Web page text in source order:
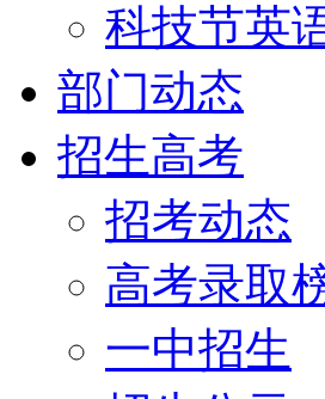
科技节英
部门动态
招生高考
招考动态
高考录取
一中招生